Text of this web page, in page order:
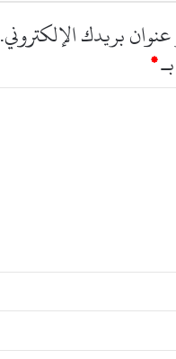
بريدك الإلكتروني.
*